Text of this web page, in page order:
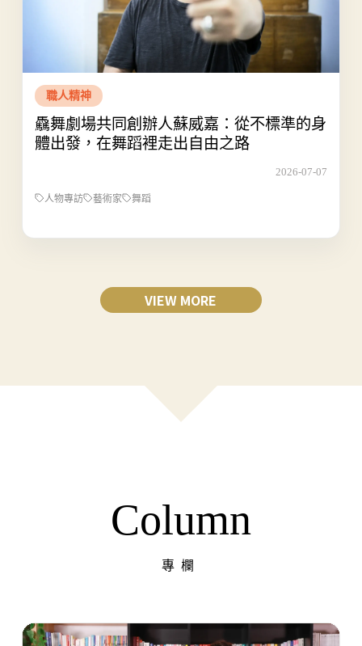
職人精神
驫舞劇場共同創辦人蘇威嘉：從不標準的身
體出發，在舞蹈裡走出自由之路
2026-07-07
人物專訪 藝術家 舞蹈
VIEW MORE
Column
專欄